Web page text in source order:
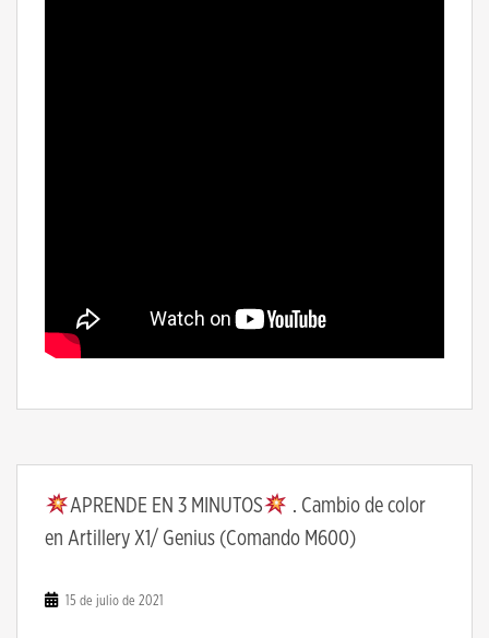
APRENDE EN 3 MINUTOS
. Cambio de color
en Artillery X1/ Genius (Comando M600)
15 de julio de 2021